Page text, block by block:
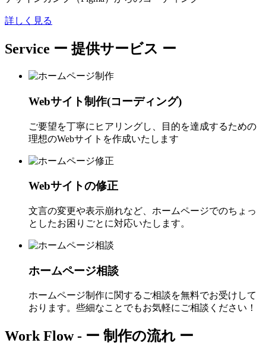
詳しく見る
Service ー 提供サービス ー
Webサイト制作(コーディング)
ご要望を丁寧にヒアリングし、目的を達成するための
理想のWebサイトを作成いたします
Webサイトの修正
文言の変更や表示崩れなど、ホームページでのちょっ
としたお困りごとに対応いたします。
ホームページ相談
ホームページ制作に関するご相談を無料でお受けして
おります。些細なことでもお気軽にご相談ください！
Work Flow - ー 制作の流れ ー